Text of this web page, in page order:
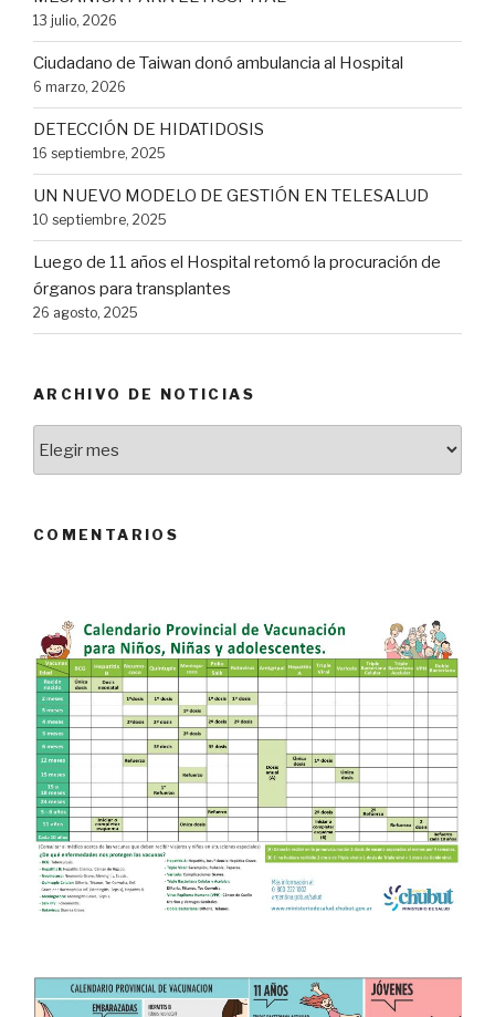
13 julio, 2026
Ciudadano de Taiwan donó ambulancia al Hospital
6 marzo, 2026
DETECCIÓN DE HIDATIDOSIS
16 septiembre, 2025
UN NUEVO MODELO DE GESTIÓN EN TELESALUD
10 septiembre, 2025
Luego de 11 años el Hospital retomó la procuración de
órganos para transplantes
26 agosto, 2025
ARCHIVO DE NOTICIAS
COMENTARIOS